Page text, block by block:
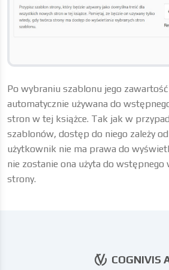
Po wybraniu szablonu jego
automatycznie używana do
stron w tej książce. Tak jak w
szablonów, dostęp do niego zależy
użytkownik nie ma prawa do
nie zostanie ona użyta do wstępnego
strony.
COGNIVIS